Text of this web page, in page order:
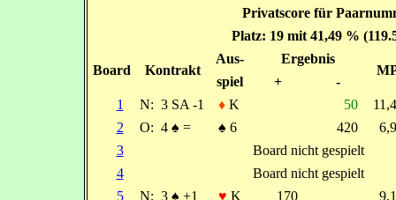
Privatscore für
Platz: 19 mit 41,49 %
Board Kontrakt
Aus- Ergebnis
spiel +
-
1
N: 3 SA -1 ♦K 50
2
O: 4 ♠ = ♠ 6 420
3
Board nicht gespielt
4
Board nicht gespielt
5
N: 3 ♠ +1 ♥ K 170